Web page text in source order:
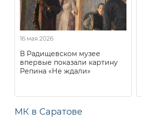
16 мая 2026
В Радищевском музее
впервые показали картину
Репина «Не ждали»
МК в Саратове